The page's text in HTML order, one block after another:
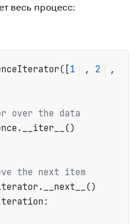
весь процесс:
1 , 2
over the data
the next item